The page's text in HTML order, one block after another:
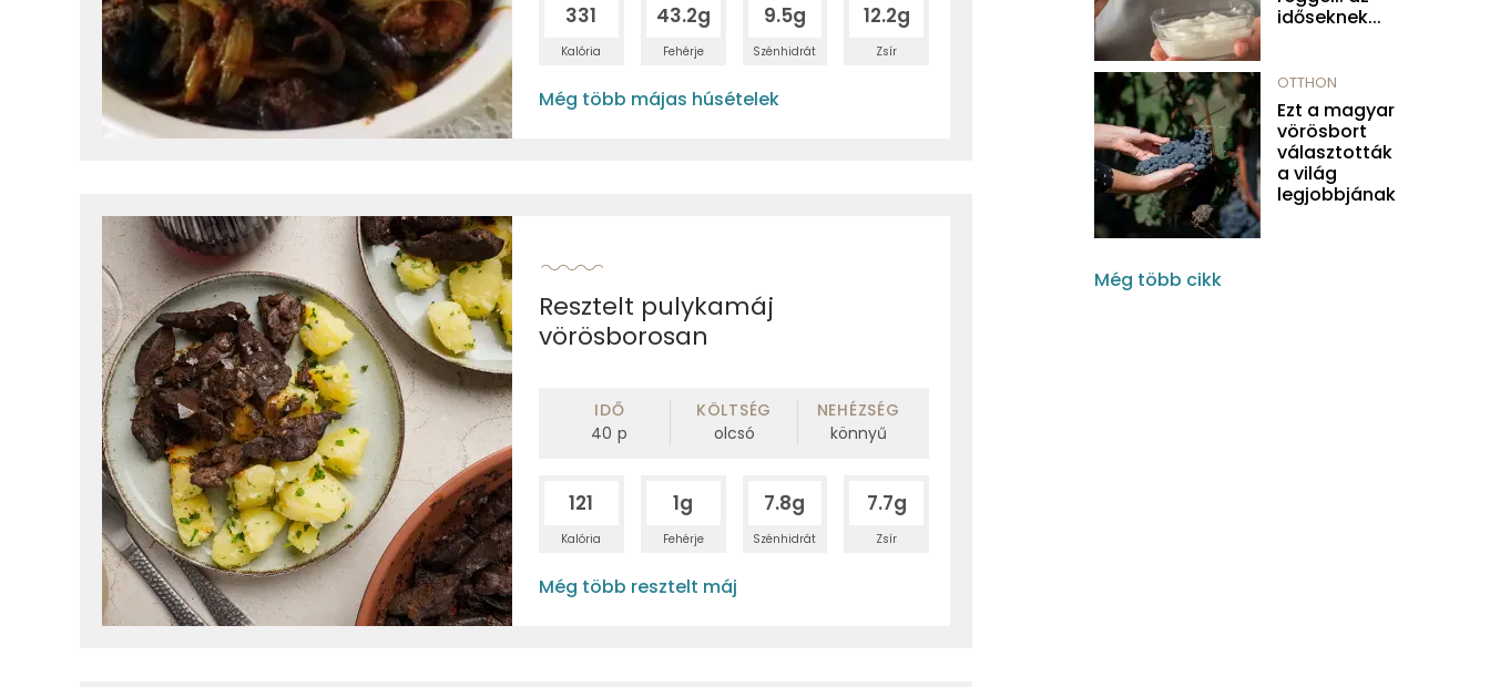
331
Kalória
43.2g
Fehérje
9.5g
Szénhidrát
12.2g
Zsír
Még több májas húsételek
Resztelt pulykamáj
vörösborosan
IDŐ
40 p
KÖLTSÉG
olcsó
NEHÉZSÉG
könnyű
121
Kalória
1g
Fehérje
7.8g
Szénhidrát
7.7g
Zsír
Még több resztelt máj
időseknek...
OTTHON
Ezt a magyar
vörösbort
választották
a világ
legjobbjának
Még több cikk